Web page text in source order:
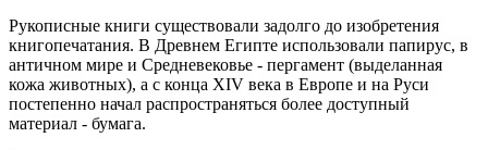
Рукописные книги существовали задолго до изобретения
книгопечатания. В Древнем Египте использовали папирус, в
античном мире и Средневековье - пергамент (выделанная
кожа животных), а с конца XIV века в Европе и на Руси
постепенно начал распространяться более доступный
материал - бумага.